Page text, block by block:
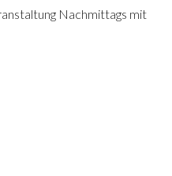
Nachmittags mit